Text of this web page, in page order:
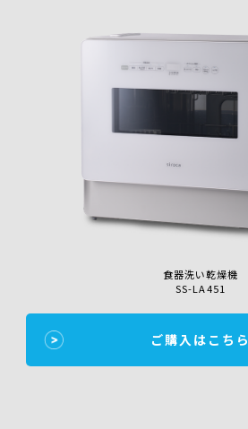
食器洗い乾燥機
SS-LA451
ご購入はこちら